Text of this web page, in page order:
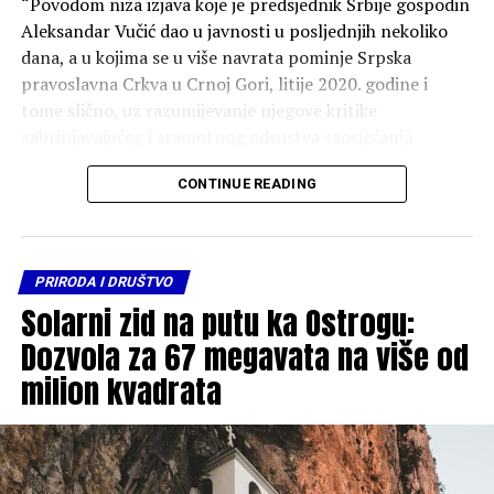
Aleksandar Vučić dao u javnosti u posljednjih nekoliko
dana, a u kojima se u više navrata pominje Srpska
pravoslavna Crkva u Crnoj Gori, litije 2020. godine i
tome slično, uz razumijevanje njegove kritike
pokazanog od strane Ministarstva vanjskih poslova Crne
Gore prema stradanju srpskog naroda u akciji „Oluja“
obilježavanja godišnjice tog etničkog čišćenja, osjećamo
pastirsku obavezu da reagujemo na neka politička
tumačenja crkvenih tema, ostavljajući one političke i
ideološke teme političarima i ideolozima”, piše u
saopštenju.
Smatraju da je velika šteta po crkveno i narodno
jedinstvo, sa pozicije predsjednika Srbije mahati vrlo
neodređenim kritikama na račun Crkve.
CONTINUE READING
PRIRODA I DRUŠTVO
Solarni zid na putu ka Ostrogu:
Dozvola za 67 megavata na više od
milion kvadrata